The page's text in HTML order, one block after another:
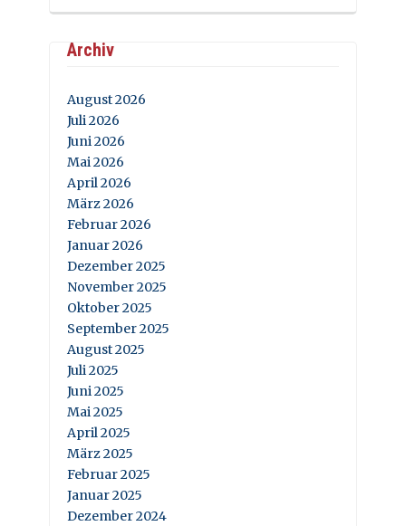
Archiv
August 2026
Juli 2026
Juni 2026
Mai 2026
April 2026
März 2026
Februar 2026
Januar 2026
Dezember 2025
November 2025
Oktober 2025
September 2025
August 2025
Juli 2025
Juni 2025
Mai 2025
April 2025
März 2025
Februar 2025
Januar 2025
Dezember 2024